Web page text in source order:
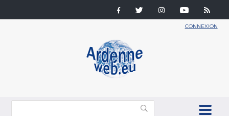
CONNEXION